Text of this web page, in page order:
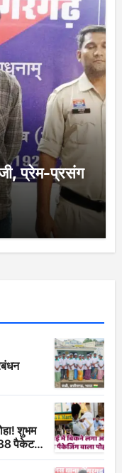
प्रेम-प्रसंग
शुभम
38 पैकेट